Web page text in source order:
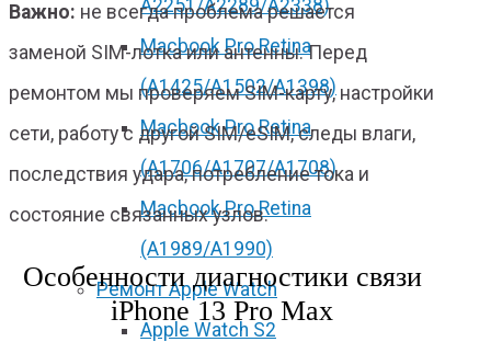
А2251/A2289/A2338)
Macbook Pro Retina
(А1425/A1502/A1398)
Macbook Pro Retina
(А1706/A1707/A1708)
Macbook Pro Retina
(А1989/A1990)
Ремонт Apple Watch
Apple Watch S2
Важно: не всегда проблема решается
заменой SIM-лотка или антенны. Перед
ремонтом мы проверяем SIM-карту, настройки
сети, работу с другой SIM/eSIM, следы влаги,
последствия удара, потребление тока и
состояние связанных узлов.
Особенности диагностики связи
iPhone 13 Pro Max